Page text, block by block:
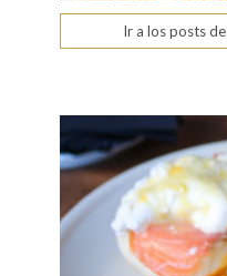
Ir a los posts de